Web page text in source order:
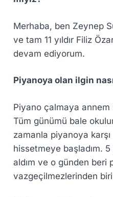
Merhaba, ben Zeynep
ve tam 11 yıldır Filiz
devam ediyorum.
Piyanoya olan ilgin
Piyano çalmaya annem
Tüm günümü bale
zamanla piyanoya
hissetmeye başladım.
aldım ve o günden beri
vazgeçilmezlerinden